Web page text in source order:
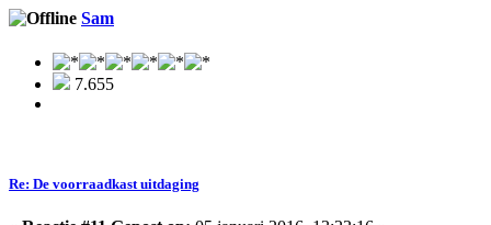
Sam
7.655
Re: De voorraadkast uitdaging